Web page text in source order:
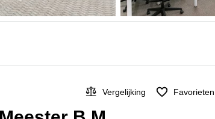
Vergelijking Favorieten